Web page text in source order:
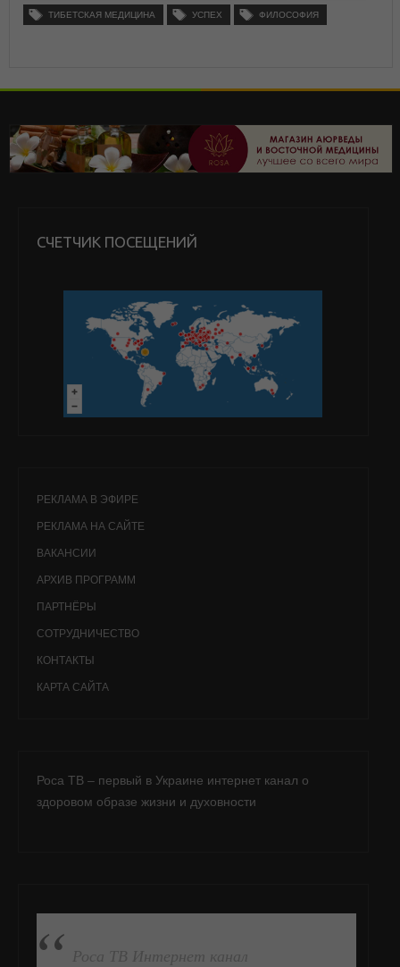
ТИБЕТСКАЯ МЕДИЦИНА УСПЕХ ФИЛОСОФИЯ
СЧЕТЧИК ПОСЕЩЕНИЙ
РЕКЛАМА В ЭФИРЕ
РЕКЛАМА НА САЙТЕ
ВАКАНСИИ
АРХИВ ПРОГРАММ
ПАРТНЁРЫ
СОТРУДНИЧЕСТВО
КОНТАКТЫ
КАРТА САЙТА
Роса ТВ – первый в Украине интернет канал о
здоровом образе жизни и духовности
ПОДПИСАТЬСЯ НА FB
Роса ТВ Интернет канал